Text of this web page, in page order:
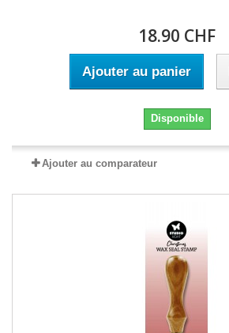
18.90 CHF
Ajouter au panier
Disponible
Ajouter au comparateur